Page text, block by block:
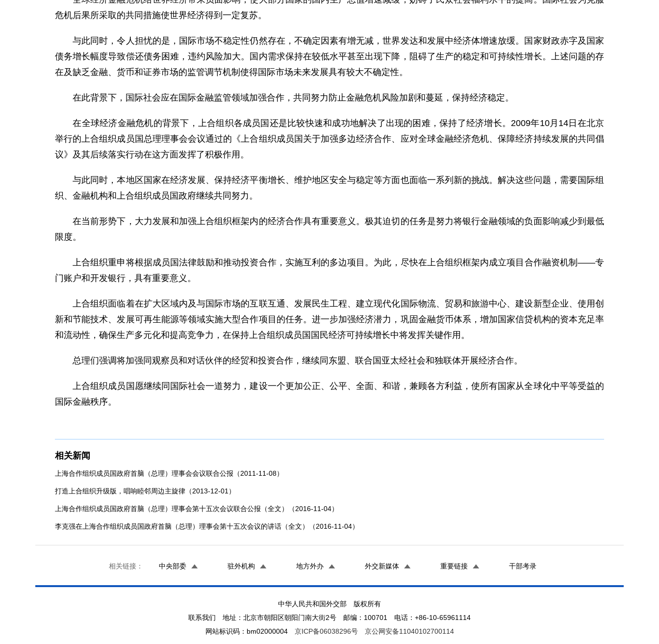
危机后果所采取的共同措施使世界经济得到一定复苏。
与此同时，令人担忧的是，国际市场不稳定性仍然存在，不确定因素有增无减，世界发达和发展中经济体增速放缓。国家财政赤字及国家
债务增长幅度导致偿还债务困难，违约风险加大。国内需求保持在较低水平甚至出现下降，阻碍了生产的稳定和可持续性增长。上述问题的存
在及缺乏金融、货币和证券市场的监管调节机制使得国际市场未来发展具有较大不确定性。
在此背景下，国际社会应在国际金融监管领域加强合作，共同努力防止金融危机风险加剧和蔓延，保持经济稳定。
在全球经济金融危机的背景下，上合组织各成员国还是比较快速和成功地解决了出现的困难，保持了经济增长。2009年10月14日在北京
举行的上合组织成员国总理理事会会议通过的《上合组织成员国关于加强多边经济合作、应对全球金融经济危机、保障经济持续发展的共同倡
议》及其后续落实行动在这方面发挥了积极作用。
与此同时，本地区国家在经济发展、保持经济平衡增长、维护地区安全与稳定等方面也面临一系列新的挑战。解决这些问题，需要国际组
织、金融机构和上合组织成员国政府继续共同努力。
在当前形势下，大力发展和加强上合组织框架内的经济合作具有重要意义。极其迫切的任务是努力将银行金融领域的负面影响减少到最低
限度。
上合组织重申将根据成员国法律鼓励和推动投资合作，实施互利的多边项目。为此，尽快在上合组织框架内成立项目合作融资机制——专
门账户和开发银行，具有重要意义。
上合组织面临着在扩大区域内及与国际市场的互联互通、发展民生工程、建立现代化国际物流、贸易和旅游中心、建设新型企业、使用创
新和节能技术、发展可再生能源等领域实施大型合作项目的任务。进一步加强经济潜力，巩固金融货币体系，增加国家信贷机构的资本充足率
和流动性，确保生产多元化和提高竞争力，在保持上合组织成员国国民经济可持续增长中将发挥关键作用。
总理们强调将加强同观察员和对话伙伴的经贸和投资合作，继续同东盟、联合国亚太经社会和独联体开展经济合作。
上合组织成员国愿继续同国际社会一道努力，建设一个更加公正、公平、全面、和谐，兼顾各方利益，使所有国家从全球化中平等受益的
国际金融秩序。
相关新闻
上海合作组织成员国政府首脑（总理）理事会会议联合公报（2011-11-08）
打造上合组织升级版，唱响睦邻周边主旋律（2013-12-01）
上海合作组织成员国政府首脑（总理）理事会第十五次会议联合公报（全文）（2016-11-04）
李克强在上海合作组织成员国政府首脑（总理）理事会第十五次会议的讲话（全文）（2016-11-04）
相关链接： 中央部委 驻外机构 地方外办 外交新媒体 重要链接 干部考录
中华人民共和国外交部 版权所有
联系我们 地址：北京市朝阳区朝阳门南大街2号 邮编：100701 电话：+86-10-65961114
网站标识码：bm02000004 京ICP备06038296号 京公网安备11040102700114